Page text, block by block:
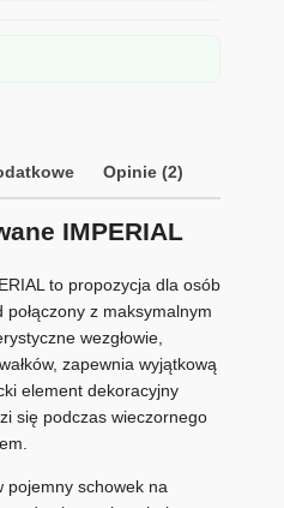
Opinie (2)
IMPERIAL
to propozycja dla osób
z maksymalnym
wezgłowie,
zapewnia wyjątkową
element dekoracyjny
się podczas wieczornego
pojemny schowek na